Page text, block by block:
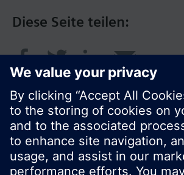
Diese Seite teilen: